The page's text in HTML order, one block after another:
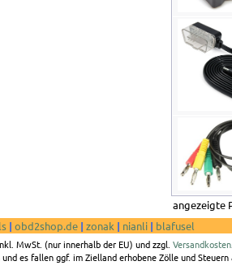
angezeigte
| obd2shop.de | zonak | nianli | blafusel
MwSt. (nur innerhalb der EU) und zzgl. Versandkosten
es fallen ggf. im Zielland erhobene Zölle und